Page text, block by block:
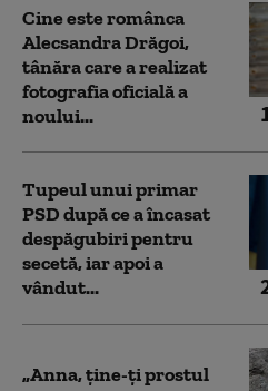
Cine este românca
Alecsandra Drăgoi,
tânăra care a realizat
fotografia oficială a
noului...
Tupeul unui primar
PSD după ce a încasat
despăgubiri pentru
secetă, iar apoi a
vândut...
„Anna, ţine-ţi prostul